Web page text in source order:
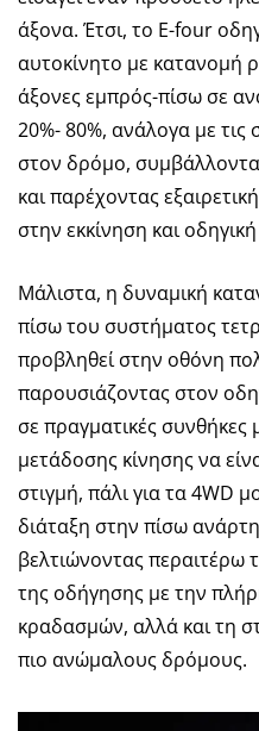
άξονα. Έτσι, το E-four
αυτοκίνητο με κατανομή
άξονες εμπρός-πίσω σε
20%- 80%, ανάλογα με
στον δρόμο,
και παρέχοντας
στην εκκίνηση και
Μάλιστα, η δυναμική
πίσω του συστήματος
προβληθεί στην οθόνη
παρουσιάζοντας στον
σε πραγματικές
μετάδοσης κίνησης να
στιγμή, πάλι για τα 4WD
διάταξη στην πίσω
βελτιώνοντας περαιτέρω
της οδήγησης με την
κραδασμών, αλλά και τη
πιο ανώμαλους δρόμους.